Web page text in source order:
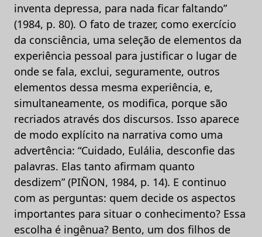
inventa depressa, para nada ficar faltando”
(1984, p. 80). O fato de trazer, como exercício
da consciência, uma seleção de elementos da
experiência pessoal para justificar o lugar de
onde se fala, exclui, seguramente, outros
elementos dessa mesma experiência, e,
simultaneamente, os modifica, porque são
recriados através dos discursos. Isso aparece
de modo explícito na narrativa como uma
advertência: “Cuidado, Eulália, desconfie das
palavras. Elas tanto afirmam quanto
desdizem” (PIÑON, 1984, p. 14). E continuo
com as perguntas: quem decide os aspectos
importantes para situar o conhecimento? Essa
escolha é ingênua? Bento, um dos filhos de